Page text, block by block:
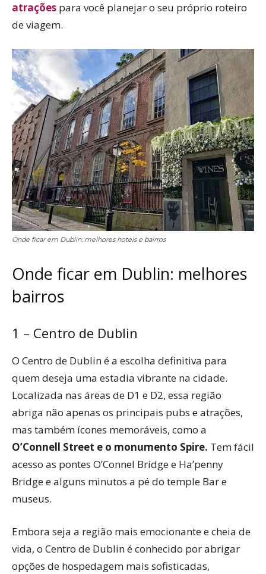
atrações para você planejar o seu próprio roteiro
de viagem.
Onde ficar em Dublin: melhores hoteis e bairros
Onde ficar em Dublin: melhores
bairros
1 – Centro de Dublin
O Centro de Dublin é a escolha definitiva para
quem deseja uma estadia vibrante na cidade.
Localizada nas áreas de D1 e D2, essa região
abriga não apenas os principais pubs e atrações,
mas também ícones memoráveis, como a
O’Connell Street e o monumento Spire. Tem fácil
acesso as pontes O’Connel Bridge e Ha’penny
Bridge e alguns minutos a pé do temple Bar e
museus.
Embora seja a região mais emocionante e cheia de
vida, o Centro de Dublin é conhecido por abrigar
opções de hospedagem mais sofisticadas,